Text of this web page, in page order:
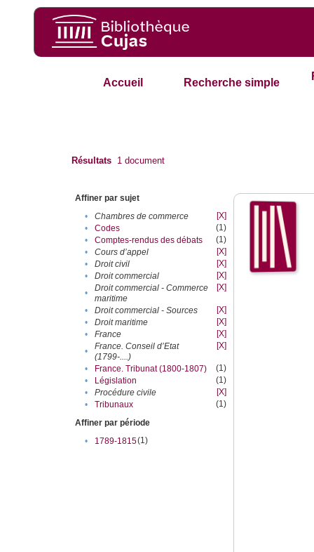
Accueil Recherche simple
Résultats 1 document
Affiner par sujet
•
Chambres de commerce
[X]
•
Codes
(1)
•
Comptes-rendus des débats
(1)
•
Cours d’appel
[X]
•
Droit civil
[X]
•
Droit commercial
[X]
•
Droit commercial - Commerce
maritime
[X]
• Droit commercial - Sources
[X]
•
Droit maritime
[X]
•
France
[X]
•
France. Conseil d’Etat
(1799-....)
[X]
• France. Tribunat (1800-1807)
(1)
•
Législation
(1)
•
Procédure civile
[X]
•
Tribunaux
(1)
Affiner par période
•
1789-1815(1)